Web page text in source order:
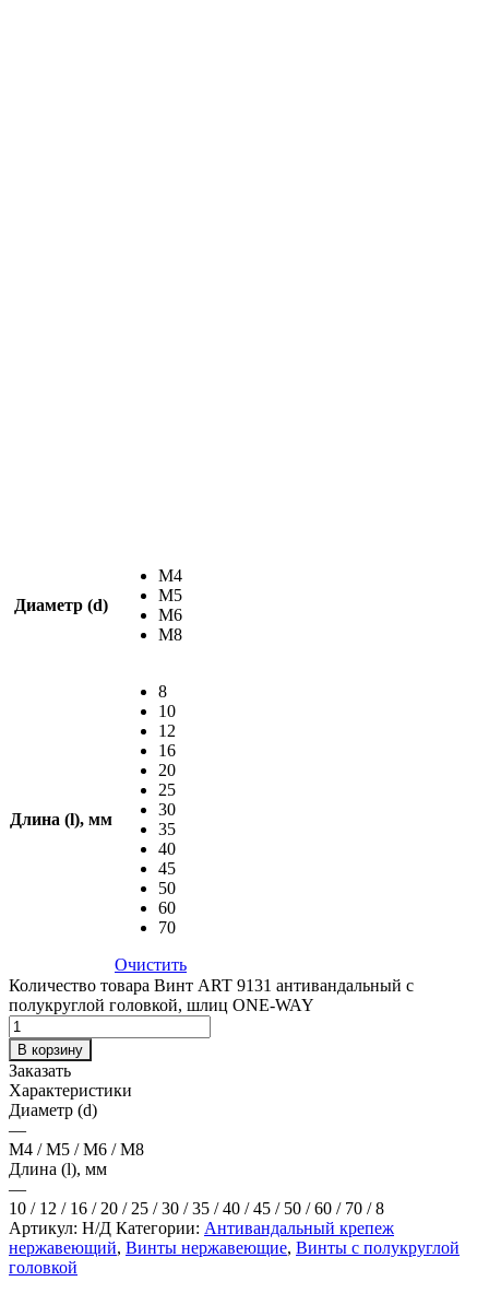
Диаметр (d)
М4
М5
М6
М8
Длина (l), мм
8
10
12
16
20
25
30
35
40
45
50
60
70
Очистить
Количество товара Винт ART 9131 антивандальный с
полукруглой головкой, шлиц ONE-WAY
В корзину
Заказать
Характеристики
Диаметр (d)
—
М4 / М5 / М6 / М8
Длина (l), мм
—
10 / 12 / 16 / 20 / 25 / 30 / 35 / 40 / 45 / 50 / 60 / 70 / 8
Артикул: Н/Д Категории: Антивандальный крепеж
нержавеющий, Винты нержавеющие, Винты с полукруглой
головкой